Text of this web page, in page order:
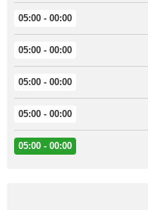
00:00 - 05:00
00:00 - 05:00
00:00 - 05:00
00:00 - 05:00
00:00 - 05:00